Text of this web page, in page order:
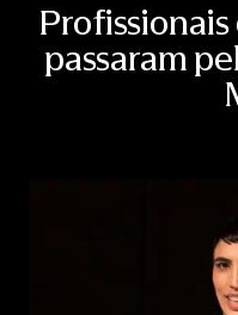
passaram